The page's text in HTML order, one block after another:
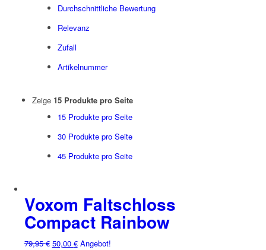
Durchschnittliche Bewertung
Relevanz
Zufall
Artikelnummer
Zeige 15 Produkte pro Seite
15 Produkte pro Seite
30 Produkte pro Seite
45 Produkte pro Seite
Voxom Faltschloss
Compact Rainbow
79,95€ Ursprünglicher
50,00 €Aktueller
Angebot!